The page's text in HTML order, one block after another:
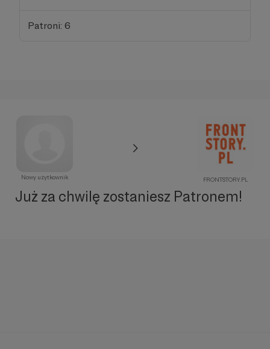
Patroni: 6
Nowy użytkownik FRONTSTORY.PL
Już za chwilę zostaniesz Patronem!